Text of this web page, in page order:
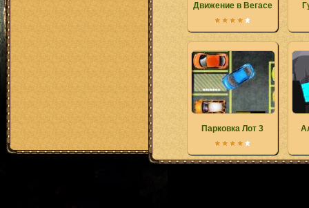
Движение в Вегасе
Парковка Лот 3